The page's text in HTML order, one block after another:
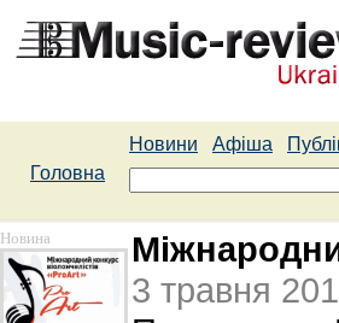
Новини Афіша
Головна
Новина
3 травня